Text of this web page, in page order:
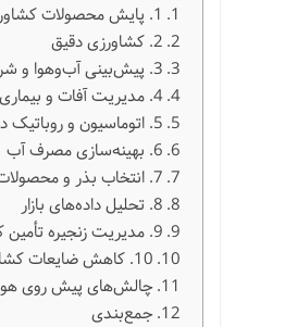
1. پایش محصولات کشاورزی و خاک
2. کشاورزی دقیق
3. پیش‌بینی آب‌وهوا و شرایط اقلیمی
4. مدیریت آفات و بیماری‌ها
5. اتوماسیون و روباتیک در کشاورزی
6. بهینه‌سازی مصرف آب
7. انتخاب بذر و محصولات بهینه
8. تحلیل داده‌های بازار
9. مدیریت زنجیره تأمین کشاورزی
10. کاهش ضایعات کشاورزی
چالش‌های پیش روی
جمع‌بندی